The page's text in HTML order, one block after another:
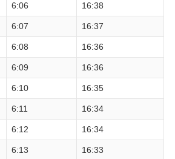
6:06 16:38
6:07 16:37
6:08 16:36
6:09 16:36
6:10 16:35
6:11 16:34
6:12 16:34
6:13 16:33